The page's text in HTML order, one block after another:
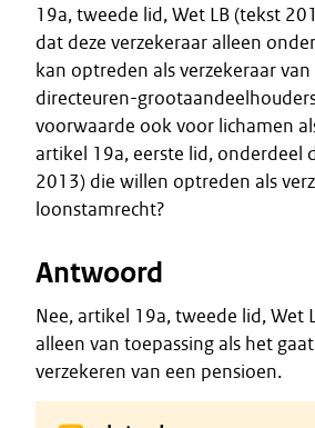
19a, tweede lid, Wet LB (tekst
dat deze verzekeraar alleen
kan optreden als verzekeraar
directeuren-
voorwaarde ook voor lichamen
artikel 19a, eerste lid, onderdeel
2013) die willen optreden als
loonstamrecht?
Antwoord
Nee, artikel 19a, tweede lid, Wet
alleen van toepassing als het
verzekeren van een pensioen.